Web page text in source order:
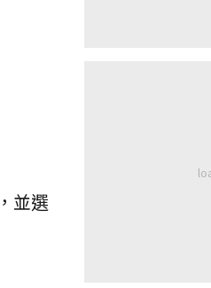
並選